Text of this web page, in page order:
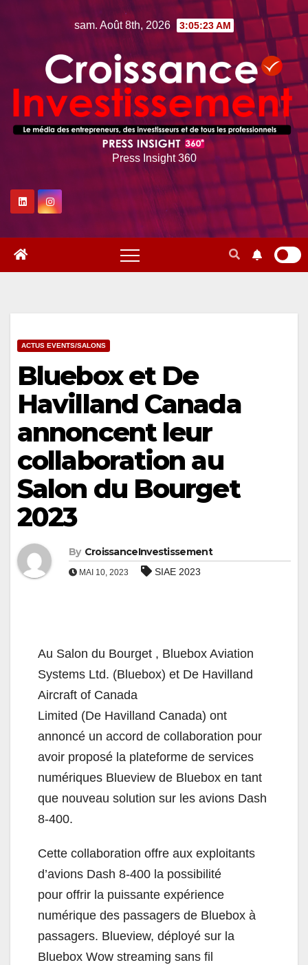
sam. Août 8th, 2026 3:05:24 AM
Press Insight 360
ACTUS EVENTS/SALONS
Bluebox et De
Havilland Canada
annoncent leur
collaboration au
Salon du Bourget
2023
By CroissanceInvestissement
MAI 10, 2023 SIAE 2023
Au Salon du Bourget , Bluebox Aviation
Systems Ltd. (Bluebox) et De Havilland
Aircraft of Canada
Limited (De Havilland Canada) ont
annoncé un accord de collaboration pour
avoir proposé la plateforme de services
numériques Blueview de Bluebox en tant
que nouveau solution sur les avions Dash
8-400.
Cette collaboration offre aux exploitants
d’avions Dash 8-400 la possibilité
pour offrir la puissante expérience
numérique des passagers de Bluebox à
passagers. Blueview, déployé sur la
Bluebox Wow streaming sans fil